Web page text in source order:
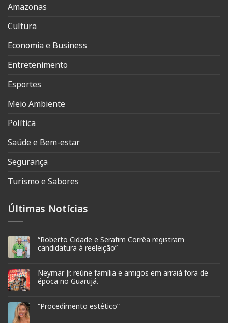
Amazonas
Cultura
Economia e Business
Entretenimento
Esportes
Meio Ambiente
Política
Saúde e Bem-estar
Segurança
Turismo e Sabores
Últimas Notícias
“Roberto Cidade e Serafim Corrêa registram
candidatura à reeleição”
Neymar Jr. reúne família e amigos em arraiá fora de
época no Guarujá.
“Procedimento estético”